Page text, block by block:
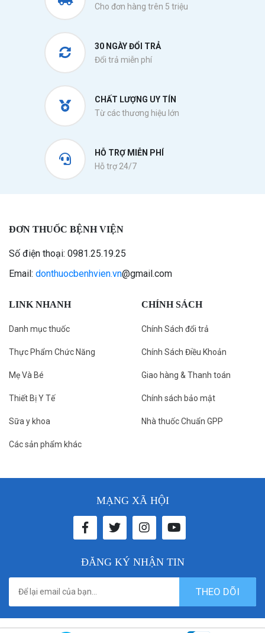
Cho đơn hàng trên 5 triệu
30 NGÀY ĐỔI TRẢ
Đổi trả miễn phí
CHẤT LƯỢNG UY TÍN
Từ các thương hiệu lớn
HỖ TRỢ MIỄN PHÍ
Hỗ trợ 24/7
ĐƠN THUỐC BỆNH VIỆN
Số điện thoại: 0981.25.19.25
Email: donthuocbenhvien.vn@gmail.com
LINK NHANH
Danh mục thuốc
Thực Phẩm Chức Năng
Mẹ Và Bé
Thiết Bị Y Tế
Sữa y khoa
Các sản phẩm khác
CHÍNH SÁCH
Chính Sách đổi trả
Chính Sách Điều Khoản
Giao hàng & Thanh toán
Chính sách bảo mật
Nhà thuốc Chuẩn GPP
MẠNG XÃ HỘI
ĐĂNG KÝ NHẬN TIN
THEO DÕI